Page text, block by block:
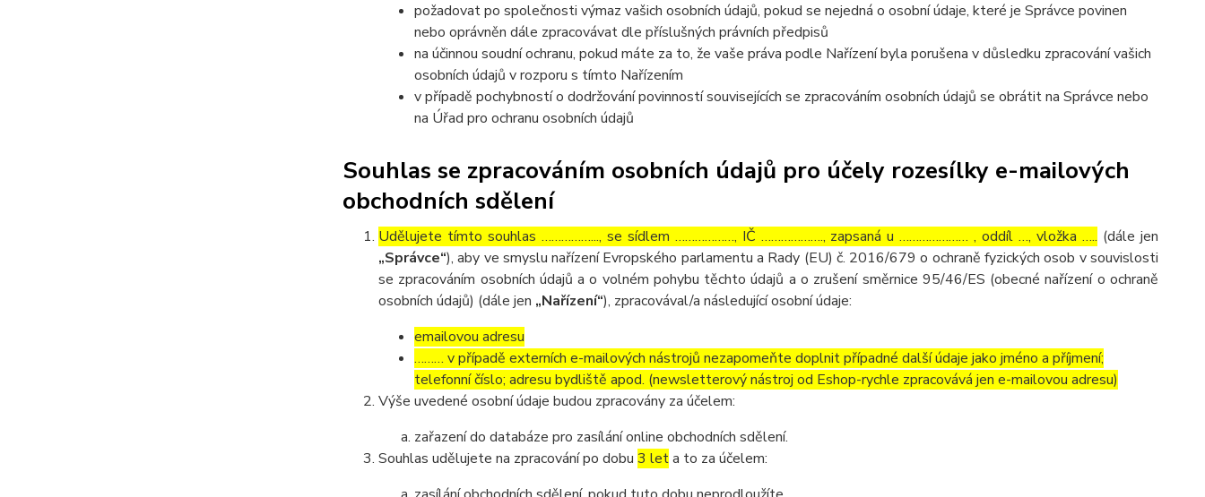
požadovat po společnosti výmaz vašich osobních údajů, pokud se nejedná o osobní údaje, které je Správce povinen
nebo oprávněn dále zpracovávat dle příslušných právních předpisů
na účinnou soudní ochranu, pokud máte za to, že vaše práva podle Nařízení byla porušena v důsledku zpracování vašich
osobních údajů v rozporu s tímto Nařízením
v případě pochybností o dodržování povinností souvisejících se zpracováním osobních údajů se obrátit na Správce nebo
na Úřad pro ochranu osobních údajů
Souhlas se zpracováním osobních údajů pro účely rozesílky e-mailových
obchodních sdělení
Udělujete tímto souhlas ……………..., se sídlem ………………, IČ ………………., zapsaná u ………………… , oddíl …, vložka ….. (dále jen
„Správce“), aby ve smyslu nařízení Evropského parlamentu a Rady (EU) č. 2016/679 o ochraně fyzických osob v souvislosti
se zpracováním osobních údajů a o volném pohybu těchto údajů a o zrušení směrnice 95/46/ES (obecné nařízení o ochraně
osobních údajů) (dále jen „Nařízení“), zpracovával/a následující osobní údaje:
emailovou adresu
……… v případě externích e-mailových nástrojů nezapomeňte doplnit případné další údaje jako jméno a příjmení;
telefonní číslo; adresu bydliště apod. (newsletterový nástroj od Eshop-rychle zpracovává jen e-mailovou adresu)
Výše uvedené osobní údaje budou zpracovány za účelem:
zařazení do databáze pro zasílání online obchodních sdělení.
Souhlas udělujete na zpracování po dobu 3 leta to za účelem: